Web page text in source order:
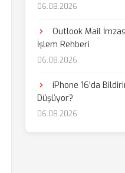
06.08.2026
Outlook Mail
İşlem Rehberi
06.08.2026
iPhone 16'da
Düşüyor?
06.08.2026